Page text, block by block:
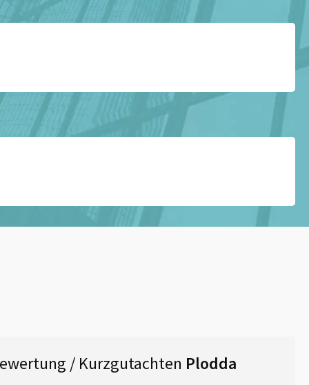
/ Kurzgutachten Plodda